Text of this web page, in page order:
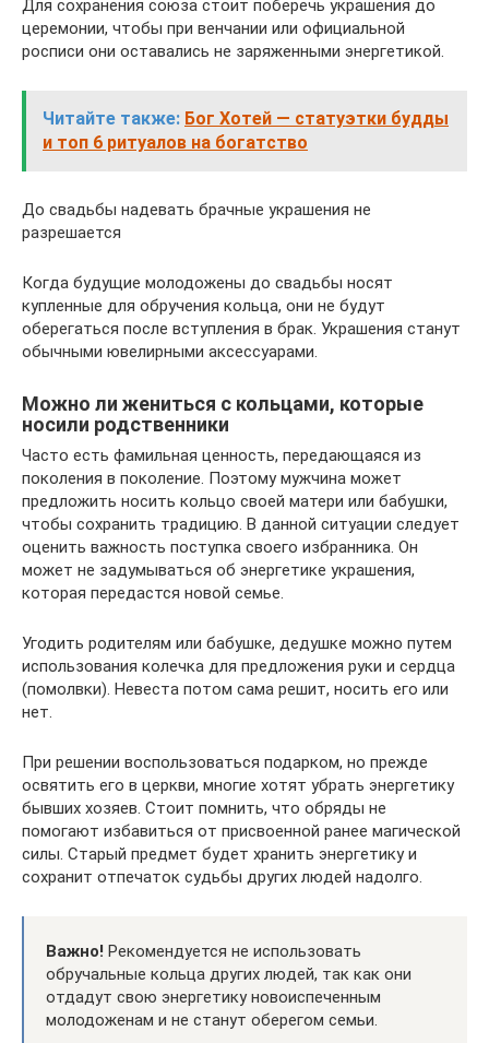
Для сохранения союза стоит поберечь украшения до
церемонии, чтобы при венчании или официальной
росписи они оставались не заряженными энергетикой.
Читайте также: Бог Хотей — статуэтки будды
и топ 6 ритуалов на богатство
До свадьбы надевать брачные украшения не
разрешается
Когда будущие молодожены до свадьбы носят
купленные для обручения кольца, они не будут
оберегаться после вступления в брак. Украшения станут
обычными ювелирными аксессуарами.
Можно ли жениться с кольцами, которые
носили родственники
Часто есть фамильная ценность, передающаяся из
поколения в поколение. Поэтому мужчина может
предложить носить кольцо своей матери или бабушки,
чтобы сохранить традицию. В данной ситуации следует
оценить важность поступка своего избранника. Он
может не задумываться об энергетике украшения,
которая передастся новой семье.
Угодить родителям или бабушке, дедушке можно путем
использования колечка для предложения руки и сердца
(помолвки). Невеста потом сама решит, носить его или
нет.
При решении воспользоваться подарком, но прежде
освятить его в церкви, многие хотят убрать энергетику
бывших хозяев. Стоит помнить, что обряды не
помогают избавиться от присвоенной ранее магической
силы. Старый предмет будет хранить энергетику и
сохранит отпечаток судьбы других людей надолго.
Важно! Рекомендуется не использовать
обручальные кольца других людей, так как они
отдадут свою энергетику новоиспеченным
молодоженам и не станут оберегом семьи.